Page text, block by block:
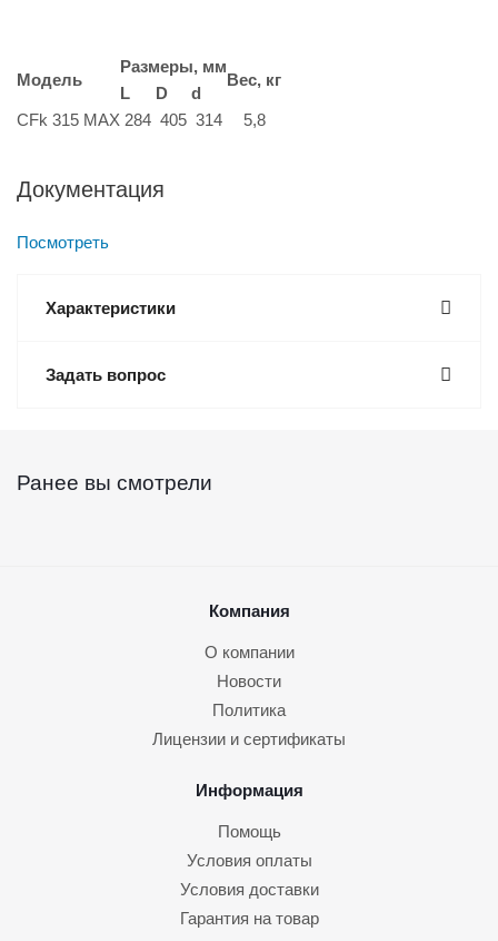
Модель
Размеры, мм
Вес, кг
L D
d
CFk 315 MAX 284 405 314 5,8
Документация
Посмотреть
Характеристики
Задать вопрос
Ранее вы смотрели
Компания
О компании
Новости
Политика
Лицензии и сертификаты
Информация
Помощь
Условия оплаты
Условия доставки
Гарантия на товар